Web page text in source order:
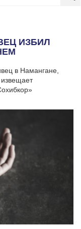
ИЗБИЛ
в Намангане,
извещает